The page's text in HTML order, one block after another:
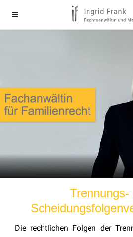
Trennungs-
Die rechtlichen Folgen der